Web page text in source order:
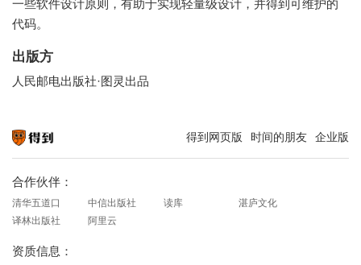
一些软件设计原则，有助于实现轻量级设计，并得到可维护的
代码。
出版方
人民邮电出版社·图灵出品
得到网页版 时间的朋友 企业版
合作伙伴：
清华五道口 中信出版社 读库
湛庐文化
译林出版社
阿里云
资质信息：